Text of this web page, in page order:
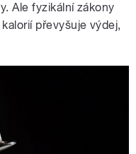
Ale fyzikální zákony
převyšuje výdej,